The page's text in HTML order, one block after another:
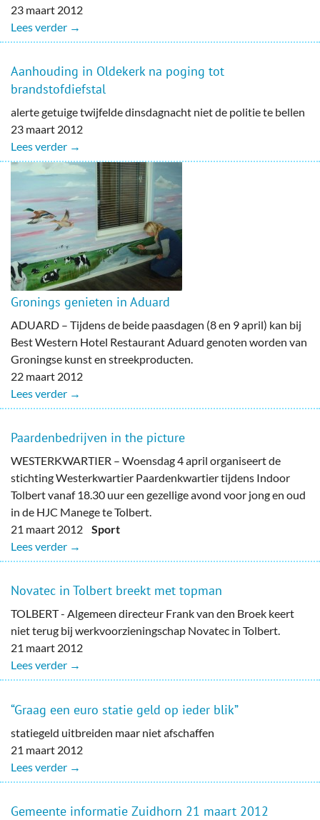
23 maart 2012
Lees verder →
Aanhouding in Oldekerk na poging tot
brandstofdiefstal
alerte getuige twijfelde dinsdagnacht niet de politie te bellen
23 maart 2012
Lees verder →
Gronings genieten in Aduard
ADUARD – Tijdens de beide paasdagen (8 en 9 april) kan bij
Best Western Hotel Restaurant Aduard genoten worden van
Groningse kunst en streekproducten.
22 maart 2012
Lees verder →
Paardenbedrijven in the picture
WESTERKWARTIER – Woensdag 4 april organiseert de
stichting Westerkwartier Paardenkwartier tijdens Indoor
Tolbert vanaf 18.30 uur een gezellige avond voor jong en oud
in de HJC Manege te Tolbert.
21 maart 2012 Sport
Lees verder →
Novatec in Tolbert breekt met topman
TOLBERT - Algemeen directeur Frank van den Broek keert
niet terug bij werkvoorzieningschap Novatec in Tolbert.
21 maart 2012
Lees verder →
“Graag een euro statie geld op ieder blik”
statiegeld uitbreiden maar niet afschaffen
21 maart 2012
Lees verder →
Gemeente informatie Zuidhorn 21 maart 2012